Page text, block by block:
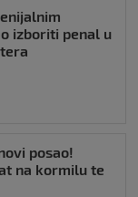
izboriti penal u
posao!
na kormilu te